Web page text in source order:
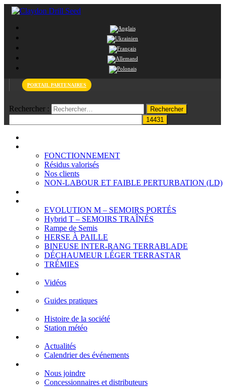
PORTAIL PARTENAIRES
Rechercher :
FONCTIONNEMENT
Résidus valorisés
Nos clients
NON-LABOUR ET FAIBLE PERTURBATION (LD)
EVOLUTION M – SEMOIRS PORTÉS
Hybrid T – SEMOIRS TRAÎNÉS
Rampe de Semis
HERSE À PAILLE
BINEUSE INTER-RANG TERRABLADE
DÉCHAUMEUR LÉGER TERRASTAR
TRÉMIES
Vidéos
Guides pratiques
Histoire de la société
Station météo
Actualités
Calendrier des événements
Nous joindre
Concessionnaires et distributeurs